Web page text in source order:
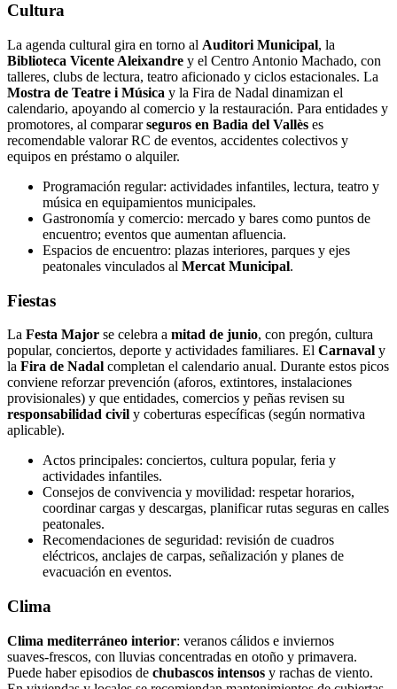
Cultura
La agenda cultural gira en torno al Auditori Municipal, la
Biblioteca Vicente Aleixandre y el Centro Antonio Machado, con
talleres, clubs de lectura, teatro aficionado y ciclos estacionales. La
Mostra de Teatre i Música y la Fira de Nadal dinamizan el
calendario, apoyando al comercio y la restauración. Para entidades y
promotores, al compararseguros en Badia del Vallès es
recomendable valorar RC de eventos, accidentes colectivos y
equipos en préstamo o alquiler.
Programación regular: actividades infantiles, lectura, teatro y
música en equipamientos municipales.
Gastronomía y comercio: mercado y bares como puntos de
encuentro; eventos que aumentan afluencia.
Espacios de encuentro: plazas interiores, parques y ejes
peatonales vinculados al Mercat Municipal.
Fiestas
La Festa Major se celebra a mitad de junio, con pregón, cultura
popular, conciertos, deporte y actividades familiares. El Carnaval y
la Fira de Nadal completan el calendario anual. Durante estos picos
conviene reforzar prevención (aforos, extintores, instalaciones
provisionales) y que entidades, comercios y peñas revisen su
responsabilidad civil y coberturas específicas (según normativa
aplicable).
Actos principales: conciertos, cultura popular, feria y
actividades infantiles.
Consejos de convivencia y movilidad: respetar horarios,
coordinar cargas y descargas, planificar rutas seguras en calles
peatonales.
Recomendaciones de seguridad: revisión de cuadros
eléctricos, anclajes de carpas, señalización y planes de
evacuación en eventos.
Clima
Clima mediterráneo interior: veranos cálidos e inviernos
suaves‑frescos, con lluvias concentradas en otoño y primavera.
Puede haber episodios de chubascos intensos y rachas de viento.